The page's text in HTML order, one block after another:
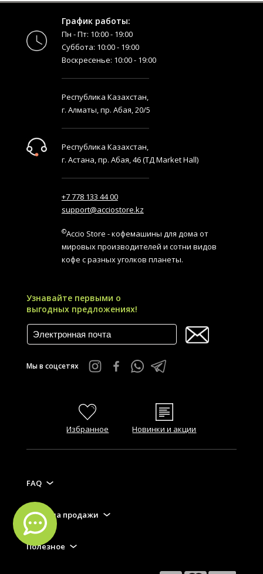
График работы:
Пн - Пт: 10:00 - 19:00
Суббота: 10:00 - 19:00
Воскресенье: 10:00 - 19:00
Республика Казахстан,
г. Алматы, пр. Абая, 20/5
Республика Казахстан,
г. Астана, пр. Абая, 46 (ТД Market Hall)
+7 778 133 44 00
support@acciostore.kz
©Accio Store - кофемашины для дома от
мировых производителей и сотни видов
кофе с разных уголков планеты.
Узнавайте первыми о
выгодных предложениях!
Мы в соцсетях
Избранное Новинки и акции
FAQ
Правила продажи
Полезное